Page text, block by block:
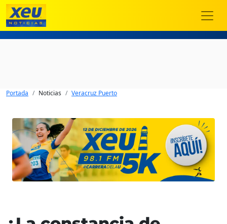
Portada Noticias Veracruz Puerto